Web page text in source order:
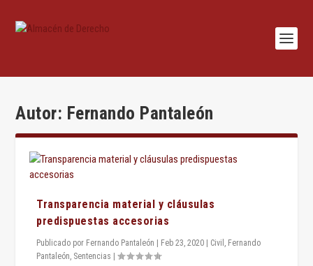
Autor: Fernando Pantaleón
Transparencia material y cláusulas
predispuestas accesorias
Publicado por Fernando Pantaleón Feb 23, 2020 Civil , Fernando
Pantaleón, Sentencias |